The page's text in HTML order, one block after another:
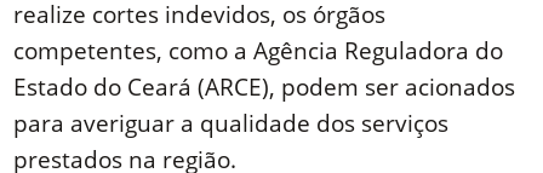
realize cortes indevidos, os órgãos
competentes, como a Agência Reguladora do
Estado do Ceará (ARCE), podem ser acionados
para averiguar a qualidade dos serviços
prestados na região.